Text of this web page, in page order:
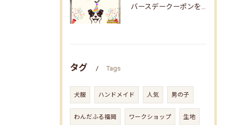
タグ Tags
犬服 ハンドメイド 人気 男の子
わんだふる福岡 ワークショップ 生地